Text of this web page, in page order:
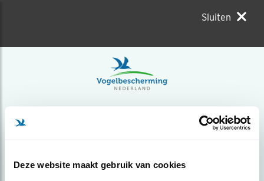
Deze website maakt gebruik van cookies
Sluiten